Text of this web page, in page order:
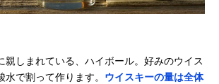
親しまれている、ハイボール。好みのウイス
で割って作ります。 ウイスキーの量は全体